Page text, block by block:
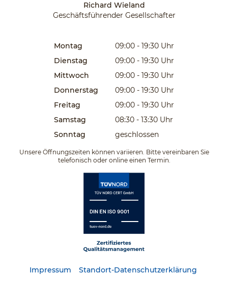
Richard Wieland
Geschäftsführender Gesellschafter
Montag 09:00 - 19:30 Uhr
Dienstag
09:00 - 19:30 Uhr
Mittwoch
09:00 - 19:30 Uhr
Donnerstag
09:00 - 19:30 Uhr
Freitag
09:00 - 19:30 Uhr
Samstag
08:30 - 13:30 Uhr
Sonntag
geschlossen
Unsere Öffnungszeiten können variieren. Bitte vereinbaren Sie
telefonisch oder online einen Termin.
Impressum Standort-Datenschutzerklärung